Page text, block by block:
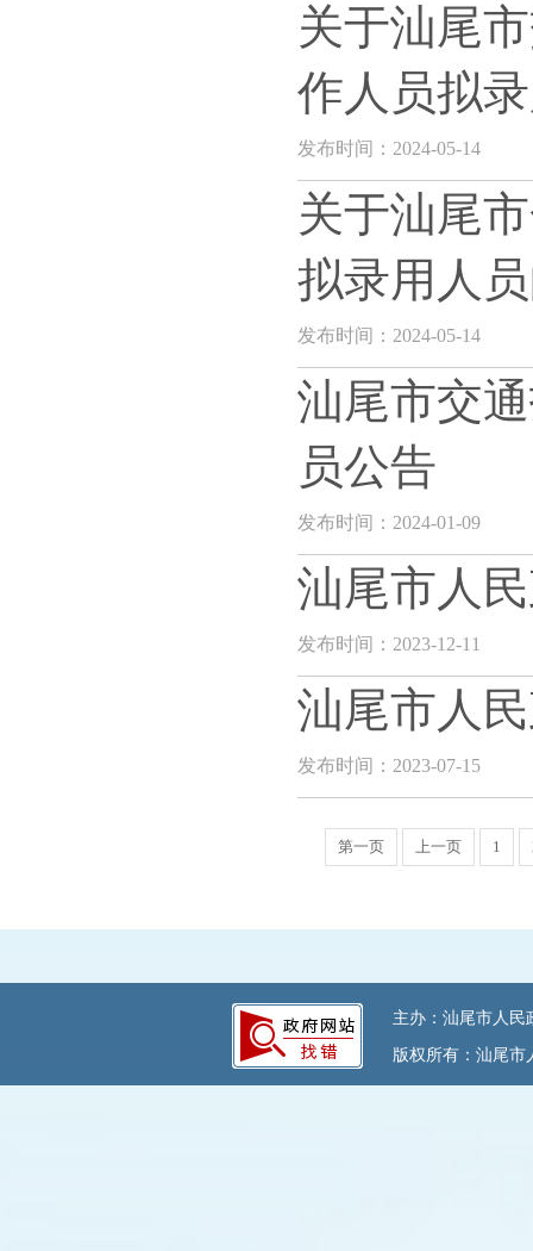
关于汕尾
作人员拟
发布时间：2024-05-14
关于汕尾
拟录用人
发布时间：2024-05-14
汕尾市交
员公告
发布时间：2024-01-09
汕尾市人
发布时间：2023-12-11
汕尾市人
发布时间：2023-07-15
第一页 上一页 1
主办：汕尾市人民
版权所有：汕尾